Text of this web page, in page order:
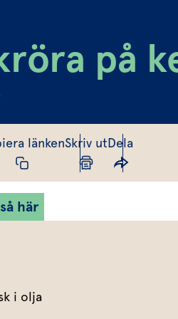
på
länkenSkriv utDela
här
i olja